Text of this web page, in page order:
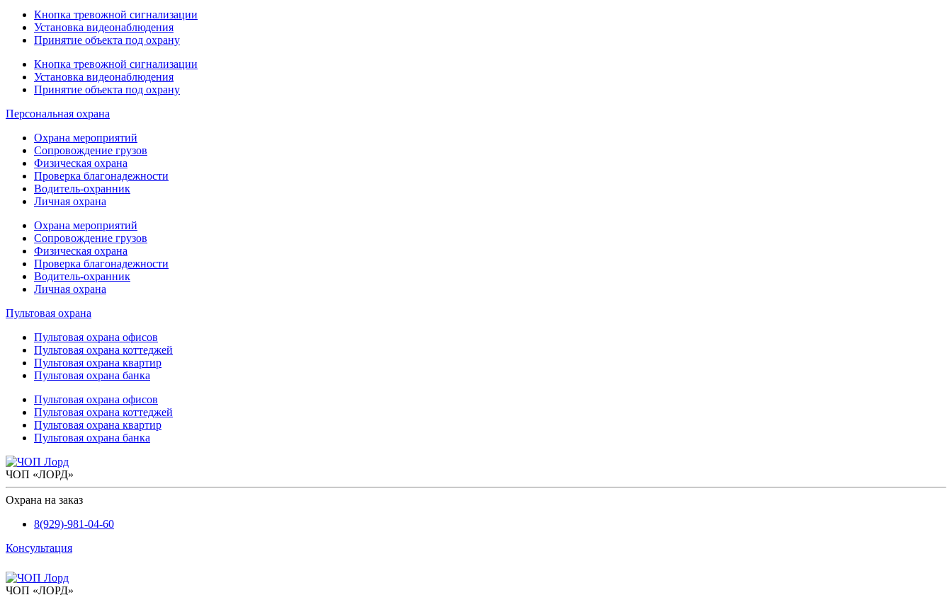
Кнопка тревожной сигнализации
Установка видеонаблюдения
Принятие объекта под охрану
Кнопка тревожной сигнализации
Установка видеонаблюдения
Принятие объекта под охрану
Персональная охрана
Охрана мероприятий
Сопровождение грузов
Физическая охрана
Проверка благонадежности
Водитель-охранник
Личная охрана
Охрана мероприятий
Сопровождение грузов
Физическая охрана
Проверка благонадежности
Водитель-охранник
Личная охрана
Пультовая охрана
Пультовая охрана офисов
Пультовая охрана коттеджей
Пультовая охрана квартир
Пультовая охрана банка
Пультовая охрана офисов
Пультовая охрана коттеджей
Пультовая охрана квартир
Пультовая охрана банка
ЧОП «ЛОРД»
Охрана на заказ
8(929)-981-04-60
Консультация
ЧОП «ЛОРД»